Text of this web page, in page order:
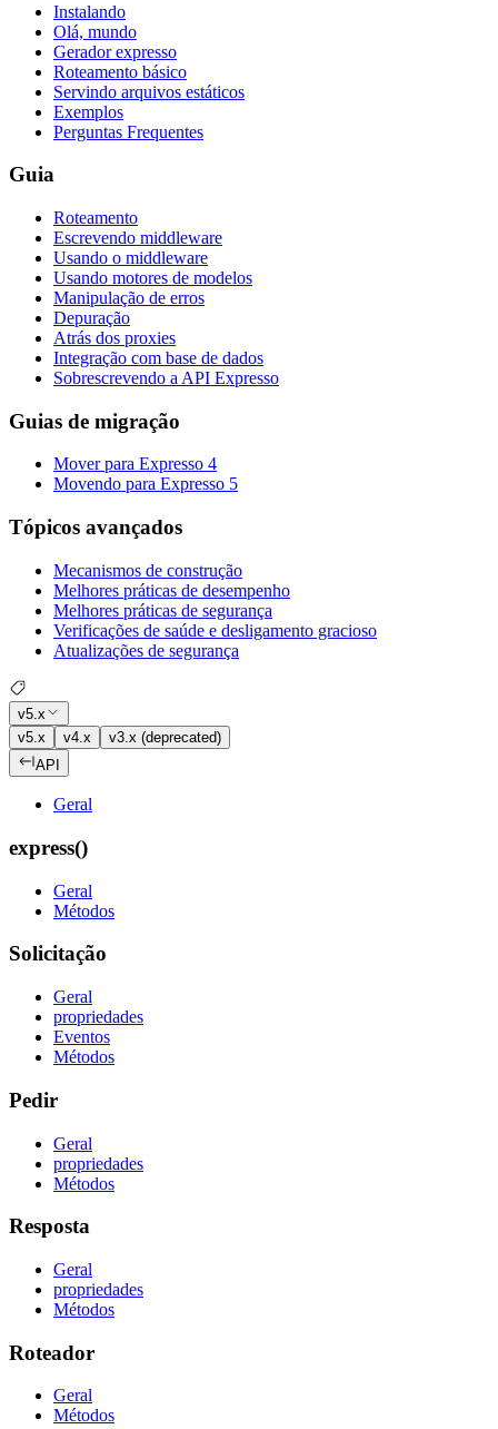
Instalando
Olá, mundo
Gerador expresso
Roteamento básico
Servindo arquivos estáticos
Exemplos
Perguntas Frequentes
Guia
Roteamento
Escrevendo middleware
Usando o middleware
Usando motores de modelos
Manipulação de erros
Depuração
Atrás dos proxies
Integração com base de dados
Sobrescrevendo a API Expresso
Guias de migração
Mover para Expresso 4
Movendo para Expresso 5
Tópicos avançados
Mecanismos de construção
Melhores práticas de desempenho
Melhores práticas de segurança
Verificações de saúde e desligamento gracioso
Atualizações de segurança
v5.x
v5.x
v4.x
v3.x (deprecated)
API
Geral
express()
Geral
Métodos
Solicitação
Geral
propriedades
Eventos
Métodos
Pedir
Geral
propriedades
Métodos
Resposta
Geral
propriedades
Métodos
Roteador
Geral
Métodos